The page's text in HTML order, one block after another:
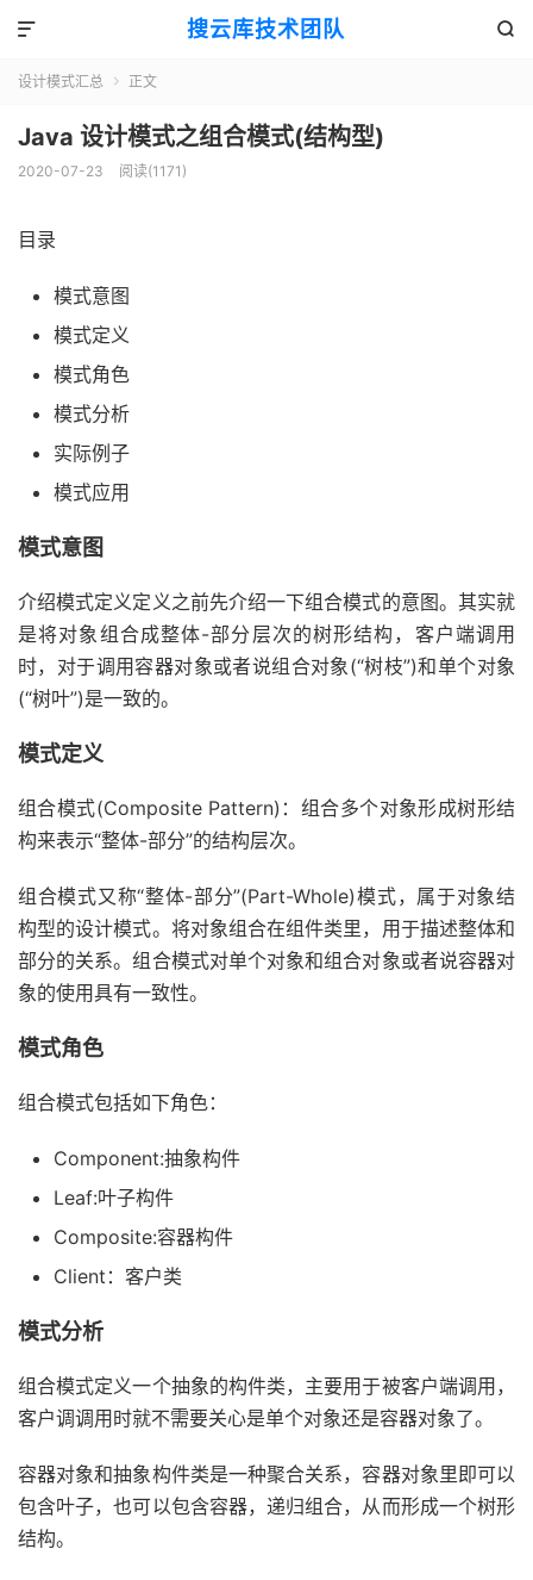
搜云库技术团队 

设计模式汇总  正文
Java 设计模式之组合模式(结构型)
2020-07-23 阅读(1171 )
目录
模式意图
模式定义
模式角色
模式分析
实际例子
模式应用
模式意图
介绍模式定义定义之前先介绍一下组合模式的意图。其实就
是将对象组合成整体-部分层次的树形结构，客户端调用
时，对于调用容器对象或者说组合对象(“树枝”)和单个对象
(“树叶”)是一致的。
模式定义
组合模式(Composite Pattern)：组合多个对象形成树形结
构来表示“整体-部分”的结构层次。
组合模式又称“整体-部分”(Part-Whole)模式，属于对象结
构型的设计模式。将对象组合在组件类里，用于描述整体和
部分的关系。组合模式对单个对象和组合对象或者说容器对
象的使用具有一致性。
模式角色
组合模式包括如下角色：
Component:抽象构件
Leaf:叶子构件
Composite:容器构件
Client：客户类
模式分析
组合模式定义一个抽象的构件类，主要用于被客户端调用，
客户调调用时就不需要关心是单个对象还是容器对象了。
容器对象和抽象构件类是一种聚合关系，容器对象里即可以
包含叶子，也可以包含容器，递归组合，从而形成一个树形
结构。